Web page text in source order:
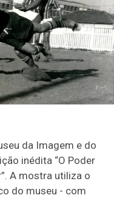
da Imagem e do
inédita “O Poder
A mostra utiliza o
do museu - com